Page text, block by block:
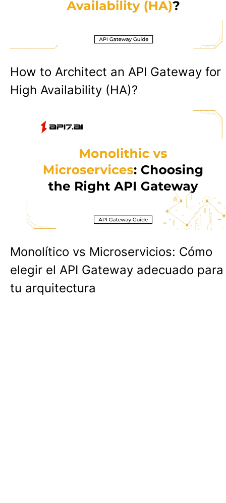
How to Architect an API Gateway for
High Availability (HA)?
Monolítico vs Microservicios: Cómo
elegir el API Gateway adecuado para
tu arquitectura